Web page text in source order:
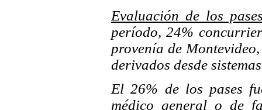
Evaluación de los
período, 24%
provenía de
derivados desde
El 26% de los pases
médico general o de